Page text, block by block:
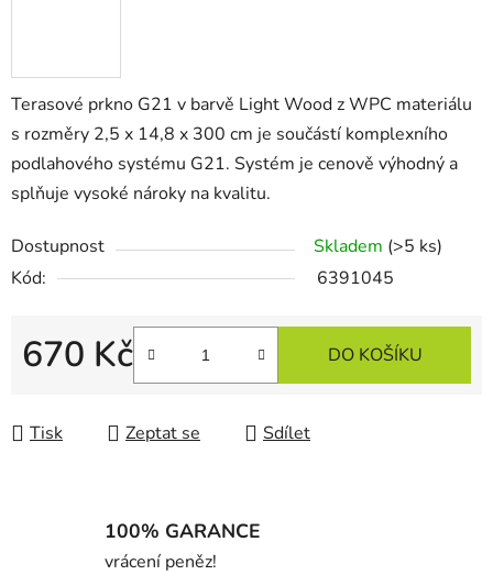
Terasové prkno G21 v barvě Light Wood z WPC materiálu
s rozměry 2,5 x 14,8 x 300 cm je součástí komplexního
podlahového systému G21. Systém je cenově výhodný a
splňuje vysoké nároky na kvalitu.
Dostupnost Skladem (>5 ks)
Kód:
6391045
670 Kč DO KOŠÍKU
Tisk Zeptat se Sdílet
100% GARANCE
vrácení peněz!